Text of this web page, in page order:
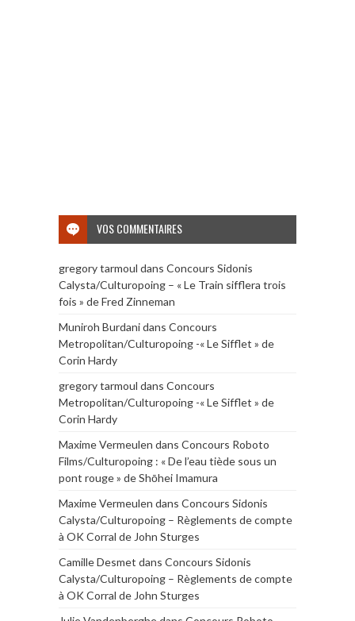
VOS COMMENTAIRES
gregory tarmoul dans Concours Sidonis
Calysta/Culturopoing – « Le Train sifflera trois
fois » de Fred Zinneman
Muniroh Burdanidans Concours
Metropolitan/Culturopoing -« Le Sifflet » de
Corin Hardy
gregory tarmoul dans Concours
Metropolitan/Culturopoing -« Le Sifflet » de
Corin Hardy
Maxime Vermeulen dans Concours Roboto
Films/Culturopoing : « De l’eau tiède sous un
pont rouge » de Shōhei Imamura
Maxime Vermeulen dans Concours Sidonis
Calysta/Culturopoing – Règlements de compte
à OK Corral de John Sturges
Camille Desmet dans Concours Sidonis
Calysta/Culturopoing – Règlements de compte
à OK Corral de John Sturges